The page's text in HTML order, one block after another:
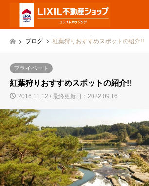
ブログ 紅葉狩りおすすめスポットの紹介!!
プライベート
紅葉狩りおすすめスポットの紹介!!
2016.11.12 / 最終更新日：2022.09.16